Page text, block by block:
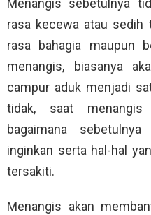
Menangis sebetulnya
rasa kecewa atau sedih
rasa bahagia maupun
menangis, biasanya
campur aduk menjadi
tidak, saat
bagaimana
inginkan serta hal-hal
tersakiti.
Menangis akan